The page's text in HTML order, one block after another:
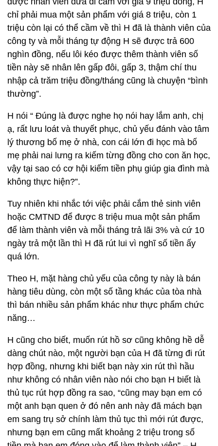
chỉ phải mua một sản phẩm với giá 8 triệu, còn 1
triệu còn lại có thể cầm về thì H đã là thành viên của
công ty và mỗi tháng tự động H sẽ được trả 600
nghìn đồng, nếu lôi kéo được thêm thành viên số
tiền này sẽ nhân lên gấp đôi, gấp 3, thậm chí thu
nhập cả trăm triệu đồng/tháng cũng là chuyện “bình
thường”.
H nói “ Đúng là được nghe họ nói hay lắm anh, chị
ạ, rất lưu loát và thuyết phục, chủ yếu đánh vào tâm
lý thương bố mẹ ở nhà, con cái lớn đi học mà bố
mẹ phải nai lưng ra kiếm từng đồng cho con ăn học,
vậy tại sao có cơ hội kiếm tiền phụ giúp gia đình mà
không thực hiện?”.
Tuy nhiên khi nhắc tới việc phải cắm thẻ sinh viên
hoặc CMTND để được 8 triệu mua một sản phẩm
để làm thành viên và mỗi tháng trả lãi 3% và cứ 10
ngày trả một lần thì H đã rút lui vì nghĩ số tiền ấy
quá lớn.
Theo H, mặt hàng chủ yếu của công ty này là bán
hàng tiêu dùng, còn một số tầng khác của tòa nhà
thì bán nhiều sản phẩm khác như thực phẩm chức
năng…
H cũng cho biết, muốn rút hồ sơ cũng không hề dễ
dàng chút nào, một người bạn của H đã từng đi rút
hợp đồng, nhưng khi biết bạn này xin rút thì hầu
như không có nhân viên nào nói cho bạn H biết là
thủ tục rút hợp đồng ra sao, “cũng may bạn em có
một anh bạn quen ở đó nên anh này đã mách bạn
em sang trụ sở chính làm thủ tục thì mới rút được,
nhưng bạn em cũng mất khoảng 2 triệu trong số